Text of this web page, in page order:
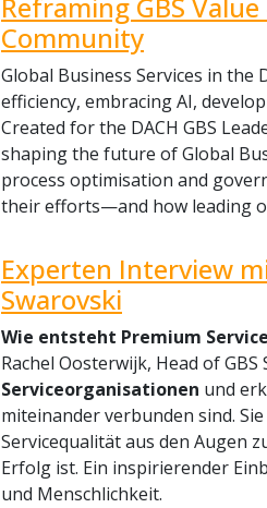
Reframing GBS
Community
Global Business Services in
efficiency, embracing AI,
Created for the DACH GBS
shaping the future of Global
process optimisation and
their efforts—and how leading
Experten Interview
Swarovski
Wie entsteht Premium
Rachel Oosterwijk, Head of
Serviceorganisationen und
miteinander verbunden sind.
Servicequalität aus den Augen
Erfolg ist. Ein inspirierender
und Menschlichkeit.